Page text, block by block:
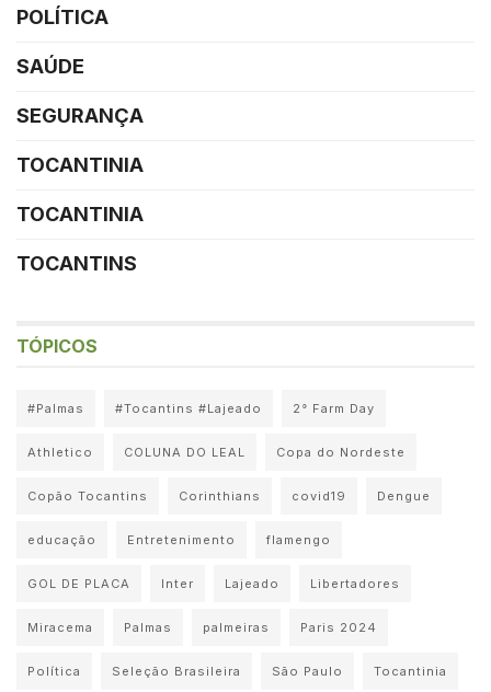
POLÍTICA
SAÚDE
SEGURANÇA
TOCANTINIA
TOCANTINIA
TOCANTINS
TÓPICOS
#Palmas #Tocantins #Lajeado 2° Farm Day
Athletico COLUNA DO LEAL Copa do Nordeste
Copão Tocantins Corinthians covid19 Dengue
educação Entretenimento flamengo
GOL DE PLACA Inter Lajeado Libertadores
Miracema Palmas palmeiras Paris 2024
Política Seleção Brasileira São Paulo Tocantinia